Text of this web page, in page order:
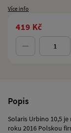
Více info
419 Kč
Popis
Solaris Urbino 10,5
roku 2016 Polskou